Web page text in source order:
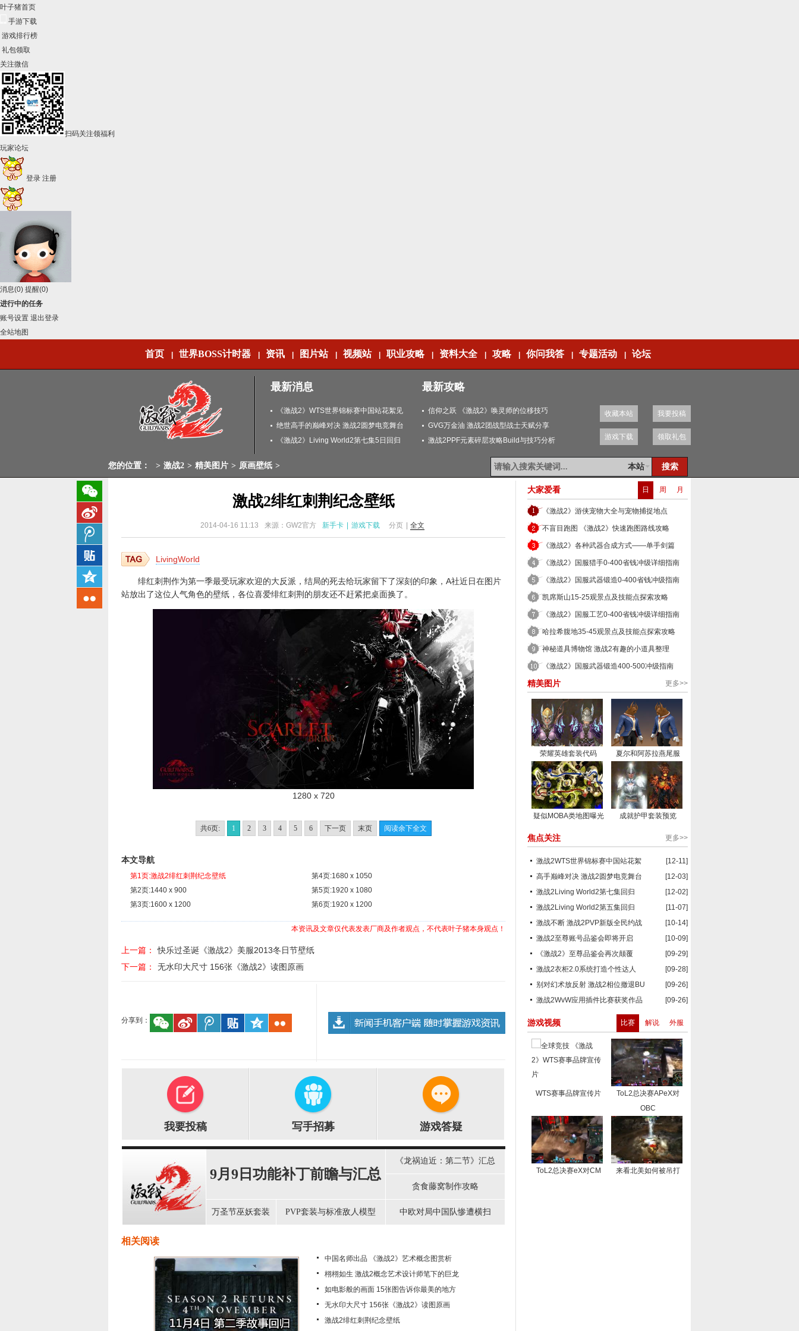
叶子猪首页
手游下载
游戏排行榜
礼包领取
关注微信
扫码关注领福利
玩家论坛
登录 注册
消息(0) 提醒(0)
进行中的任务
账号设置 退出登录
全站地图
首页 世界BOSS计时器 资讯 图片站 视频站 职业攻略 资料大全 攻略 你问我答 专题活动 论坛
最新消息
《激战2》WTS世界锦标赛中国站花絮见
闻
绝世高手的巅峰对决 激战2圆梦电竞舞台
《激战2》Living World2第七集5日回归
最新攻略
信仰之跃 《激战2》唤灵师的位移技巧
GVG万金油 激战2团战型战士天赋分享
激战2PPF元素碎层攻略Build与技巧分析
收藏本站 我要投稿
游戏下载 领取礼包
本站
您的位置： > 激战2 > 精美图片 > 原画壁纸 >
激战2绯红刺荆纪念壁纸
2014-04-16 11:13 来源：GW2官方 新手卡 游戏下载 分页 全文
LivingWorld
绯红刺荆作为第一季最受玩家欢迎的大反派，结局的死去给玩家留下了深刻的印象，A社近日在图片
站放出了这位人气角色的壁纸，各位喜爱绯红刺荆的朋友还不赶紧把桌面换了。
1280 x 720
共6页: 1 2 3 4 5 6 下一页 末页 阅读余下全文
本文导航
第1页:激战2绯红刺荆纪念壁纸
第4页:1680 x 1050
第2页:1440 x 900
第5页:1920 x 1080
第3页:1600 x 1200
第6页:1920 x 1200
本资讯及文章仅代表发表厂商及作者观点，不代表叶子猪本身观点！
上一篇：
快乐过圣诞《激战2》美服2013冬日节壁纸
下一篇：
无水印大尺寸 156张《激战2》读图原画
分享到：
我要投稿 写手招募 游戏答疑
9月9日功能补丁前瞻与汇总
《龙祸迫近：第二节》汇总
贪食藤窝制作攻略
万圣节巫妖套装 PVP套装与标准敌人模型 中欧对局中国队惨遭横扫
相关阅读
中国名师出品 《激战2》艺术概念图赏析
栩栩如生 激战2概念艺术设计师笔下的巨龙
如电影般的画面 15张图告诉你最美的地方
无水印大尺寸 156张《激战2》读图原画
激战2绯红刺荆纪念壁纸
日 周 月
大家爱看
《激战2》游侠宠物大全与宠物捕捉地点
不盲目跑图 《激战2》快速跑图路线攻略
《激战2》各种武器合成方式——单手剑篇
《激战2》国服猎手0-400省钱冲级详细指南
《激战2》国服武器锻造0-400省钱冲级指南
凯席斯山15-25观景点及技能点探索攻略
《激战2》国服工艺0-400省钱冲级详细指南
哈拉希腹地35-45观景点及技能点探索攻略
神秘道具博物馆 激战2有趣的小道具整理
《激战2》国服武器锻造400-500冲级指南
更多>>
精美图片
荣耀英雄套装代码 夏尔和阿苏拉燕尾服
疑似MOBA类地图曝光 成就护甲套装预览
更多>>
焦点关注
[12-11]
激战2WTS世界锦标赛中国站花絮
[12-03]
高手巅峰对决 激战2圆梦电竞舞台
[12-02]
激战2Living World2第七集回归
[11-07]
激战2Living World2第五集回归
[10-14]
激战不断 激战2PVP新版全民约战
[10-09]
激战2至尊账号品鉴会即将开启
[09-29]
《激战2》至尊品鉴会再次颠覆
[09-28]
激战2衣柜2.0系统打造个性达人
[09-26]
别对幻术放反射 激战2相位撤退BU
[09-26]
激战2WvW应用插件比赛获奖作品
比赛 解说 外服
游戏视频
WTS赛事品牌宣传片
ToL2总决赛APeX对
OBC
ToL2总决赛eX对CM 来看北美如何被吊打